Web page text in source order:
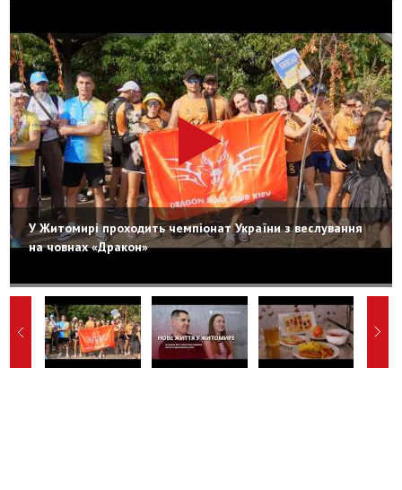
У Житомирі проходить чемпіонат України з веслування
на човнах «Дракон»